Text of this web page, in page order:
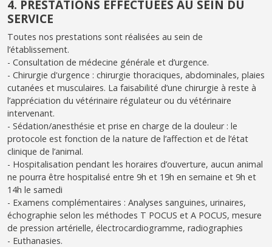
4. PRESTATIONS EFFECTUÉES AU SEIN DU
SERVICE
Toutes nos prestations sont réalisées au sein de
l’établissement.
- Consultation de médecine générale et d’urgence.
- Chirurgie d'urgence : chirurgie thoraciques, abdominales, plaies
cutanées et musculaires. La faisabilité d’une chirurgie à reste à
l’appréciation du vétérinaire régulateur ou du vétérinaire
intervenant.
- Sédation/anesthésie et prise en charge de la douleur : le
protocole est fonction de la nature de l’affection et de l’état
clinique de l’animal.
- Hospitalisation pendant les horaires d’ouverture, aucun animal
ne pourra être hospitalisé entre 9h et 19h en semaine et 9h et
14h le samedi
- Examens complémentaires : Analyses sanguines, urinaires,
échographie selon les méthodes T POCUS et A POCUS, mesure
de pression artérielle, électrocardiogramme, radiographies
- Euthanasies.